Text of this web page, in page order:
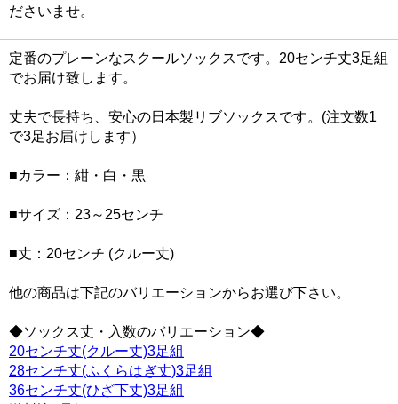
ださいませ。
定番のプレーンなスクールソックスです。20センチ丈3足組
でお届け致します。
丈夫で長持ち、安心の日本製リブソックスです。(注文数1
で3足お届けします）
■カラー：紺・白・黒
■サイズ：23～25センチ
■丈：20センチ (クルー丈)
他の商品は下記のバリエーションからお選び下さい。
◆ソックス丈・入数のバリエーション◆
20センチ丈(クルー丈)3足組
28センチ丈(ふくらはぎ丈)3足組
36センチ丈(ひざ下丈)3足組